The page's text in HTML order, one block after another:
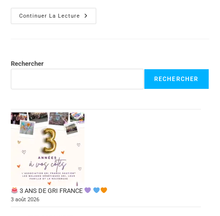
Continuer La Lecture
Rechercher
RECHERCHER
3 ANS DE GRI FRANCE
3 août 2026